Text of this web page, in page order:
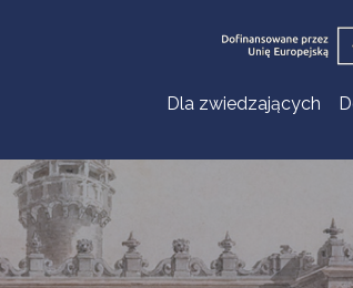
Dla zwiedzających